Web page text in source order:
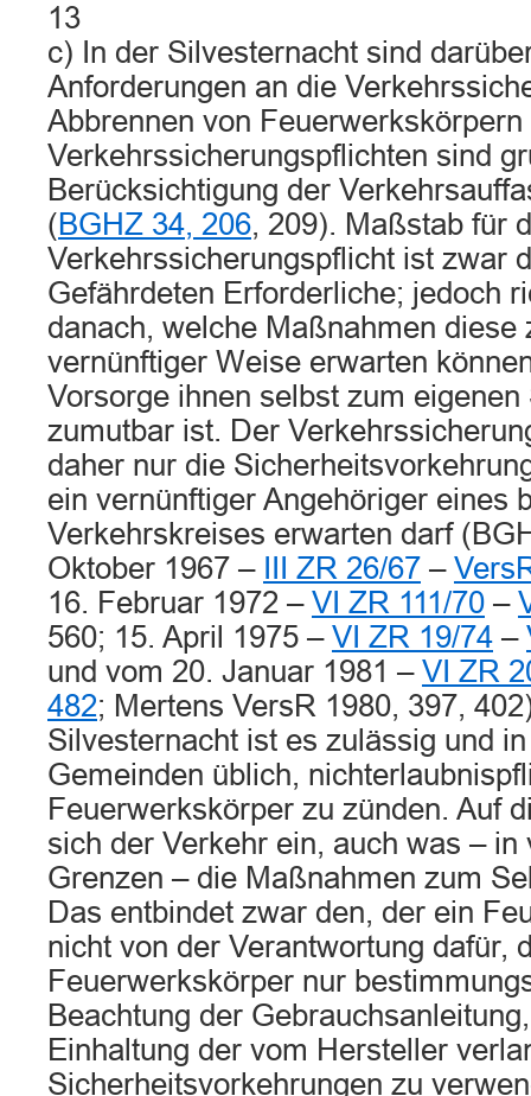
13
c) In der Silvesternacht sind
Anforderungen an die
Abbrennen von
Verkehrssicherungspflichten sind
Berücksichtigung der
(BGHZ 34, 206, 209). Maßstab für
Verkehrssicherungspflicht ist zwar
Gefährdeten Erforderliche; jedoch
danach, welche Maßnahmen diese
vernünftiger Weise erwarten
Vorsorge ihnen selbst zum
zumutbar ist. Der
daher nur die
ein vernünftiger Angehöriger eines
Verkehrskreises erwarten darf
Oktober 1967 –
III ZR 26/67 –
16. Februar 1972 – VI ZR 111/70 –
560; 15. April 1975 – VI ZR 19/74 –
und vom 20. Januar 1981 – VI ZR
482; Mertens VersR 1980, 397,
Silvesternacht ist es zulässig und
Gemeinden üblich,
Feuerwerkskörper zu zünden. Auf
sich der Verkehr ein, auch was – in
Grenzen – die Maßnahmen zum
Das entbindet zwar den, der ein
nicht von der Verantwortung dafür,
Feuerwerkskörper nur
Beachtung der
Einhaltung der vom Hersteller
Sicherheitsvorkehrungen zu